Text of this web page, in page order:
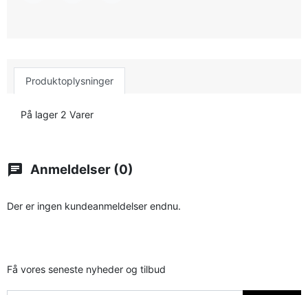
Produktoplysninger
På lager 2 Varer
chat Anmeldelser (0)
Der er ingen kundeanmeldelser endnu.
Få vores seneste nyheder og tilbud